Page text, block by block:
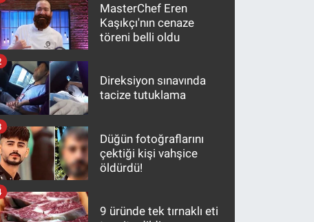
MasterChef Eren
Kaşıkçı'nın cenaze
töreni belli oldu
Direksiyon sınavında
tacize tutuklama
Düğün fotoğraflarını
çektiği kişi vahşice
öldürdü!
9 üründe tek tırnaklı eti